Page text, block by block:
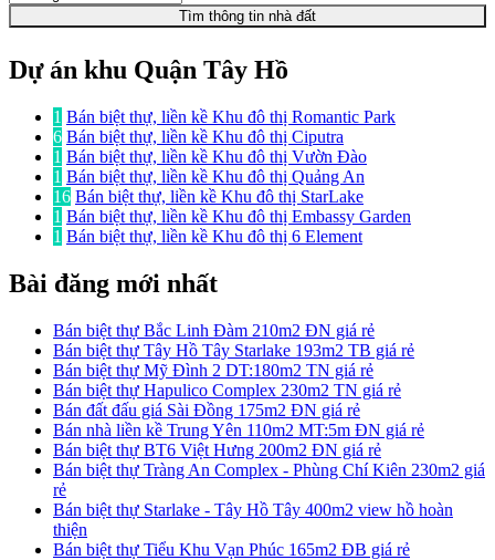
Tìm thông tin nhà đất
Dự án khu Quận Tây Hồ
1 Bán biệt thự, liền kề Khu đô thị Romantic Park
6 Bán biệt thự, liền kề Khu đô thị Ciputra
1 Bán biệt thự, liền kề Khu đô thị Vườn Đào
1 Bán biệt thự, liền kề Khu đô thị Quảng An
16 Bán biệt thự, liền kề Khu đô thị StarLake
1 Bán biệt thự, liền kề Khu đô thị Embassy Garden
1 Bán biệt thự, liền kề Khu đô thị 6 Element
Bài đăng mới nhất
Bán biệt thự Bắc Linh Đàm 210m2 ĐN giá rẻ
Bán biệt thự Tây Hồ Tây Starlake 193m2 TB giá rẻ
Bán biệt thự Mỹ Đình 2 DT:180m2 TN giá rẻ
Bán biệt thự Hapulico Complex 230m2 TN giá rẻ
Bán đất đấu giá Sài Đồng 175m2 ĐN giá rẻ
Bán nhà liền kề Trung Yên 110m2 MT:5m ĐN giá rẻ
Bán biệt thự BT6 Việt Hưng 200m2 ĐN giá rẻ
Bán biệt thự Tràng An Complex - Phùng Chí Kiên 230m2 giá
rẻ
Bán biệt thự Starlake - Tây Hồ Tây 400m2 view hồ hoàn
thiện
Bán biệt thự Tiểu Khu Vạn Phúc 165m2 ĐB giá rẻ